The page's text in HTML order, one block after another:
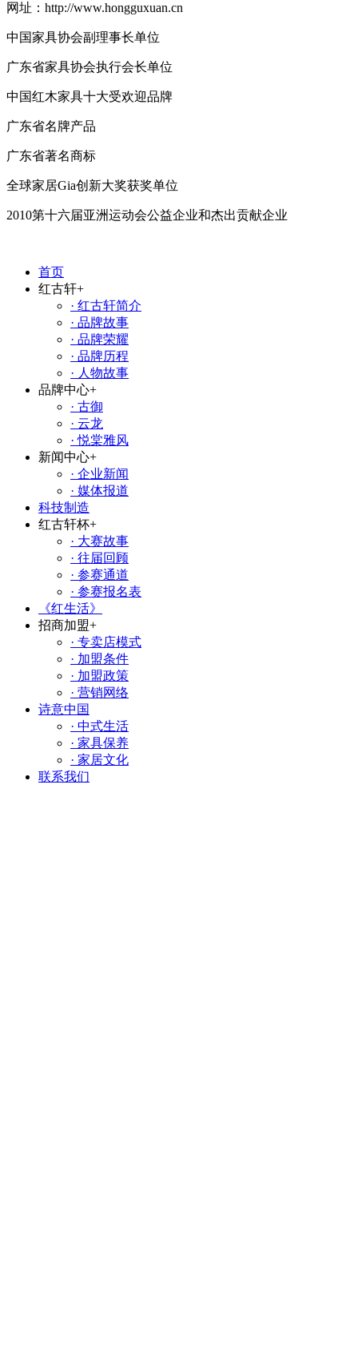
网址：http://www.hongguxuan.cn
中国家具协会副理事长单位
广东省家具协会执行会长单位
中国红木家具十大受欢迎品牌
广东省名牌产品
广东省著名商标
全球家居Gia创新大奖获奖单位
2010第十六届亚洲运动会公益企业和杰出贡献企业
首页
红古轩+
· 红古轩简介
· 品牌故事
· 品牌荣耀
· 品牌历程
· 人物故事
品牌中心+
· 古御
· 云龙
· 悦棠雅风
新闻中心+
· 企业新闻
· 媒体报道
科技制造
红古轩杯+
· 大赛故事
· 往届回顾
· 参赛通道
· 参赛报名表
《红生活》
招商加盟+
· 专卖店模式
· 加盟条件
· 加盟政策
· 营销网络
诗意中国
· 中式生活
· 家具保养
· 家居文化
联系我们